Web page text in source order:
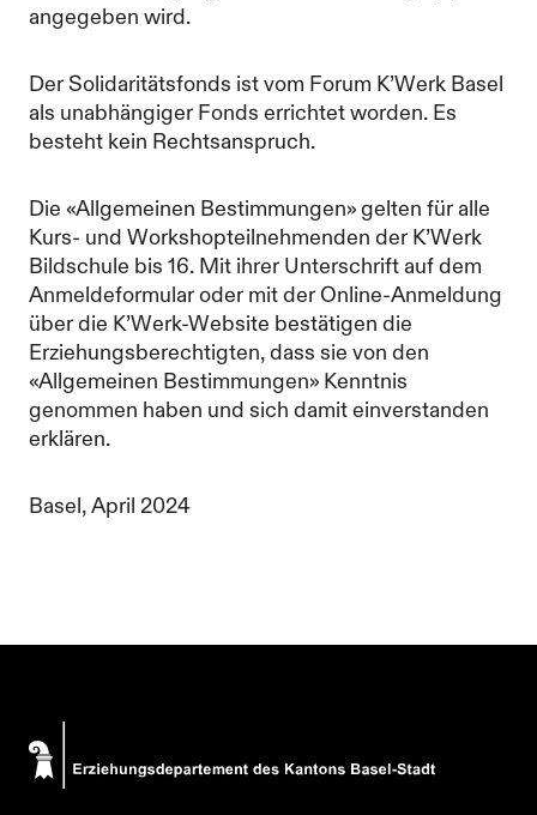
angegeben wird.
Der Solidaritätsfonds ist vom Forum K’Werk Basel
als unabhängiger Fonds errichtet worden. Es
besteht kein Rechtsanspruch.
Die «Allgemeinen Bestimmungen» gelten für alle
Kurs- und Workshopteilnehmenden der K’Werk
Bildschule bis 16. Mit ihrer Unterschrift auf dem
Anmeldeformular oder mit der Online-Anmeldung
über die K’Werk-Website bestätigen die
Erziehungsberechtigten, dass sie von den
«Allgemeinen Bestimmungen» Kenntnis
genommen haben und sich damit einverstanden
erklären.
Basel, April 2024